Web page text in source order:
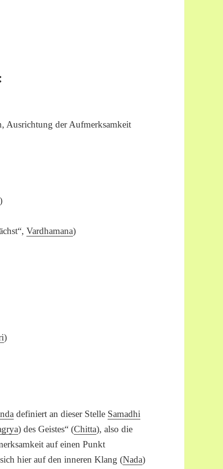
Ausrichtung der Aufmerksamkeit
)
Vardhamana)
)
definiert an dieser Stelle Samadhi
) des Geistes“ (Chitta), also die
auf einen Punkt
hier auf den inneren Klang (Nada)